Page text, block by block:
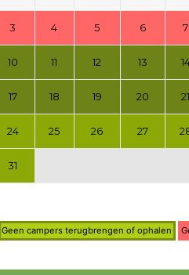
3 4 5 6 7
10 11 12 13
17 18 19 20 21
24 25 26 27
31
Geen campers terugbrengen of ophalen